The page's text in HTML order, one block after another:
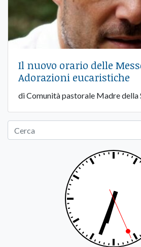
Il nuovo orario delle
Adorazioni eucaristiche
di Comunità pastorale Madre della